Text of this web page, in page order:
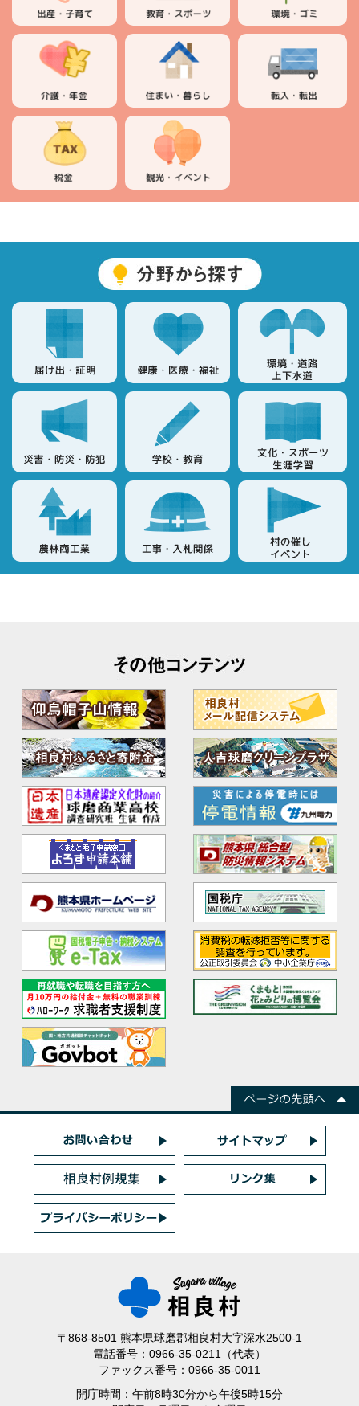
〒868-8501 熊本県球磨郡相良村大字深水2500-1
電話番号：0966-35-0211（代表）
ファックス番号：0966-35-0011
開庁時間：午前8時30分から午後5時15分